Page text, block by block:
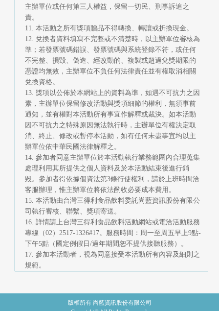
主辦單位或任何第三人權益，保留一切民、刑事訴追之
責。
11. 本活動之所有獎項贈品不得轉換、轉讓或折換現金。
12. 兌換者資料填寫不完整或不清楚時，以主辦單位審核為
準；若發票號碼錯誤、發票號碼與系統登錄不符，或任何
不完整、損毀、偽造、經改動的、複製或超過兌獎期限的
憑證均無效，主辦單位不負任何法律責任並有權取消相關
兌換資格。
13. 獎項以公佈於本網站上的資料為準，如遇不可抗力之因
素，主辦單位保留修改活動與獎項細節的權利，無須事前
通知，並有權對本活動所有事宜作解釋或裁決。如本活動
因不可抗力之特殊原因無法執行時，主辦單位有權決定取
消、終止、修改或暫停本活動，如有任何未盡事宜均以主
辦單位依中華民國法律解釋之。
14. 參加者同意主辦單位於本活動執行業務範圍內合理蒐集
處理利用其所提供之個人資料及於本活動結束後進行銷
毀。參加者得依據個資法第3條行使權利，請於上班時間洽
客服辦理，惟主辦單位將依法酌收必要成本費用。
15. 本活動由台灣三得利食品飲料委託尚藍資訊股份有限公
司執行審核、聯繫、獎項寄送。
16. 詳情請上台灣三得利食品飲料活動網站或電洽活動服務
專線（02）2517-1326#17。服務時間：周一至周五早上9點-
下午5點（國定例假日/過年期間恕不提供接聽服務）。
17. 參加本活動者，視為同意接受本活動所有內容及細則之
規範。
版權所有 尚藍資訊股份有限公司